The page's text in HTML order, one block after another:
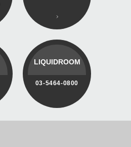
LIQUIDROOM
03-5464-0800